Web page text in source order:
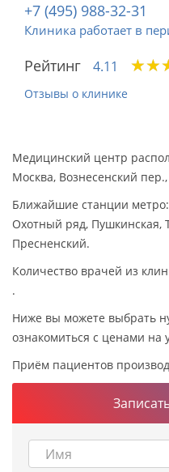
+7 (495) 988-32-31
Клиника работает в
Рейтинг 4.11 ★★
★★
Отзывы о клинике
Медицинский центр
Москва, Вознесенский пер.,
Ближайшие станции
Охотный ряд, Пушкинская,
Пресненский.
Количество врачей из
.
Ниже вы можете выбрать
ознакомиться с ценами на
Приём пациентов